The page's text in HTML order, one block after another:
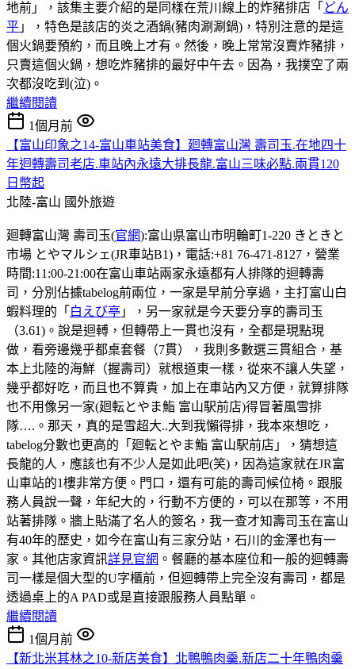
地前」，該集主要介紹的是同樣在荒川線上的炸豬排店「 どん
平 」，特色是該店的炎之酒鍋(豬肉涮涮鍋)，特別注意的是這
個火鍋要預約，而且晚上才有。然後，晚上常常沒賣炸豬排，
只賣這個火鍋，想吃炸豬排的最好中午去。因為，我撲空了兩
次都沒吃到(泣)。
繼續閱讀
1個月前
【富山印象之14-富山車站美食】廻轉富山灣 壽司玉.在地四十
年迴轉壽司老店.車站內永遠大排長龍.富山三味必點.兩貫120
日幣起
北陸-富山 國外旅遊
廻轉富山灣 壽司玉(官網):富山県富山市明輪町1-220 きときと
市場 とやマルシェ(JR車站B1)，電話:+81 76-471-8127，營業
時間:11:00-21:00在富山車站兩家永遠都有人排隊的迴轉壽
司，分別佔據tabelog前兩位，一家是早前分享過，主打富山白
蝦料理的「 白えび亭 」，另一家就是今天要分享的壽司玉
（3.61)。說是迴𨍭，但轉帶上一貫也沒有，全都是現點現
做，看旁邊幾乎都桌套餐（7貫），我則多數選三貫組合，基
本上北陸的海鮮（握壽司）就根道東一樣，從來不讓人失望，
幾乎都好吃，而且也不算貴，加上在車站內又方便，就算排隊
也不用像另一家(廻転とやま鮨 富山駅前店)得冒著風雪排
隊….。那天，真的是雪超大..大到我懶得排，我本來想吃，
tabelog分數也更高的「廻転とやま鮨 富山駅前店」，猜想這
長龍的人，應該也有不少人是如此吧(笑)，因為這家就在JR富
山車站的1樓非常方便。門口，還有可能的壽司候位椅。跟服
務人員說一聲，年紀大的，行動不方便的，可以在那等，不用
站著排隊。牆上貼滿了名人的簽名，我一查才知壽司玉在富山
有40年的歷史，如今在富山有三家分站，石川的金澤也有一
家。其他店家資訊詳見官網 。餐廳的基本座位和一般的迴轉壽
司一樣是個大型的U字櫃前，但迴轉帶上完全沒有壽司，都是
透過桌上的A PAD或是直接跟服務人員點單。
繼續閱讀
1個月前
【新北米其林之10-新店美食】北鴨鴨肉羹.新店二十年鴨肉羹